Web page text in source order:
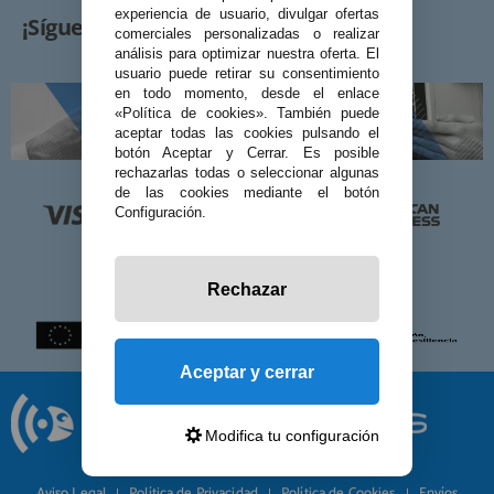
¡Síguenos!experiencia de usuario, divulgar ofertas
comerciales personalizadas o realizar
análisis para optimizar nuestra oferta. El
usuario puede retirar su consentimiento
en todo momento, desde el enlace
«Política de cookies». También puede
aceptar todas las cookies pulsando el
botón Aceptar y Cerrar. Es posible
rechazarlas todas o seleccionar algunas
de las cookies mediante el botón
Configuración.
Rechazar
Aceptar y cerrar
Modifica tu configuración